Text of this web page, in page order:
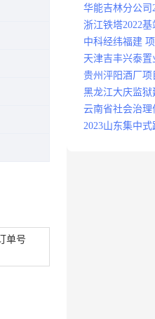
单号
华能吉林分公司
浙江铁塔2022
中科经纬福建
天津吉丰兴泰
标工程
贵州泙阳酒厂项
黑龙江大庆监
云南省社会治
2023山东集中